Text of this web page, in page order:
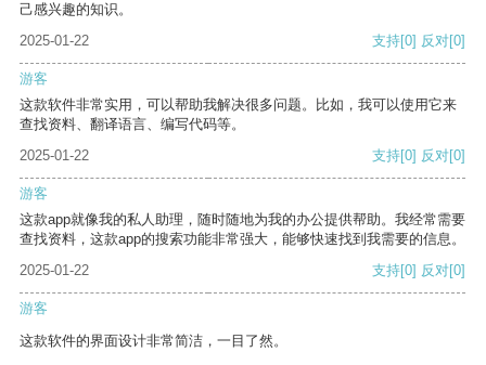
己感兴趣的知识。
2025-01-22
支持[0] 反对[0]
游客
这款软件非常实用，可以帮助我解决很多问题。比如，我可以使用它来
查找资料、翻译语言、编写代码等。
2025-01-22
支持[0] 反对[0]
游客
这款app就像我的私人助理，随时随地为我的办公提供帮助。我经常需要
查找资料，这款app的搜索功能非常强大，能够快速找到我需要的信息。
2025-01-22
支持[0] 反对[0]
游客
这款软件的界面设计非常简洁，一目了然。